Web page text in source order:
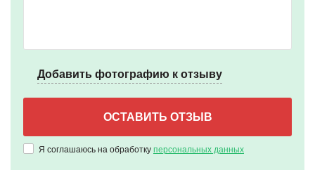
Добавить фотографию к отзыву
Я соглашаюсь на обработку персональных данных